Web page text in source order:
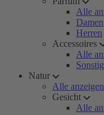
Alle
Damen
Herren
Accessoires
Alle
Natur
Alle anzeigen
Gesicht
Alle